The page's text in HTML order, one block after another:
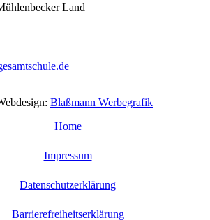
Land
Blaßmann Werbegrafik
Home
Impressum
Datenschutzerklärung
Barrierefreiheitserklärung